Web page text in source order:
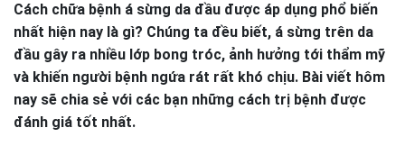
Cách chữa bệnh á sừng da đầu được áp dụng phổ biến
nhất hiện nay là gì? Chúng ta đều biết, á sừng trên da
đầu gây ra nhiều lớp bong tróc, ảnh hưởng tới thẩm mỹ
và khiến người bệnh ngứa rát rất khó chịu. Bài viết hôm
nay sẽ chia sẻ với các bạn những cách trị bệnh được
đánh giá tốt nhất.